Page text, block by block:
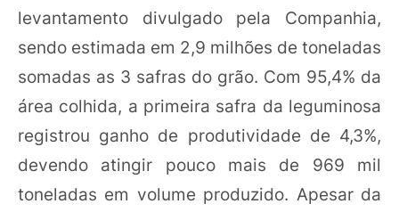
levantamento divulgado pela Companhia,
sendo estimada em 2,9 milhões de toneladas
somadas as 3 safras do grão. Com 95,4% da
área colhida, a primeira safra da leguminosa
registrou ganho de produtividade de 4,3%,
devendo atingir pouco mais de 969 mil
toneladas em volume produzido. Apesar da